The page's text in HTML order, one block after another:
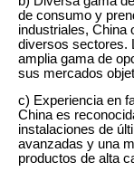
de consumo y
industriales, China
diversos sectores.
amplia gama de
sus mercados
c) Experiencia en
China es
instalaciones de
avanzadas y una
productos de alta